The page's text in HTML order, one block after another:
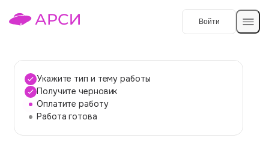
Войти
Темы работ
О сервисе
Укажите тип и тему работы
Получите черновик
Оплатите работу
Работа готова